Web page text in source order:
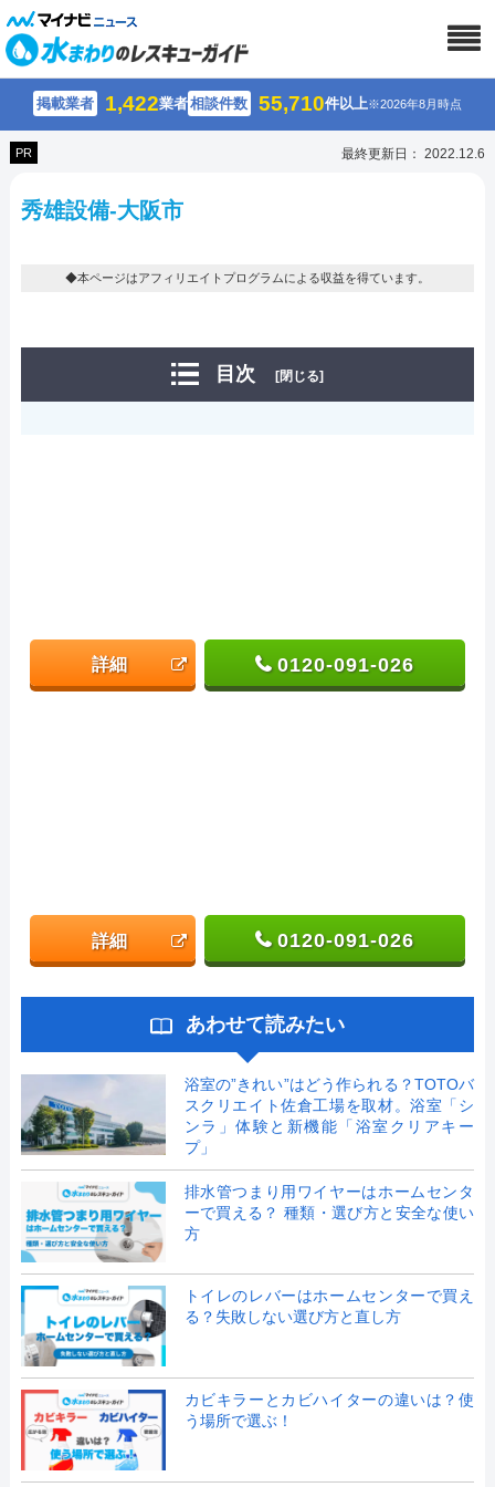
掲載業者 1,422業者相談件数 55,710件以上※2026年8月時点
PR 最終更新日： 2022.12.6
秀雄設備-大阪市
◆本ページはアフィリエイトプログラムによる収益を得ています。
目次 [閉じる]
詳細 0120-091-026
詳細 0120-091-026
あわせて読みたい
浴室の”きれい”はどう作られる？TOTOバ
スクリエイト佐倉工場を取材。浴室「シ
ンラ」体験と新機能「浴室クリアキー
プ」
排水管つまり用ワイヤーはホームセンタ
ーで買える？ 種類・選び方と安全な使い
方
トイレのレバーはホームセンターで買え
る？失敗しない選び方と直し方
カビキラーとカビハイターの違いは？使
う場所で選ぶ！